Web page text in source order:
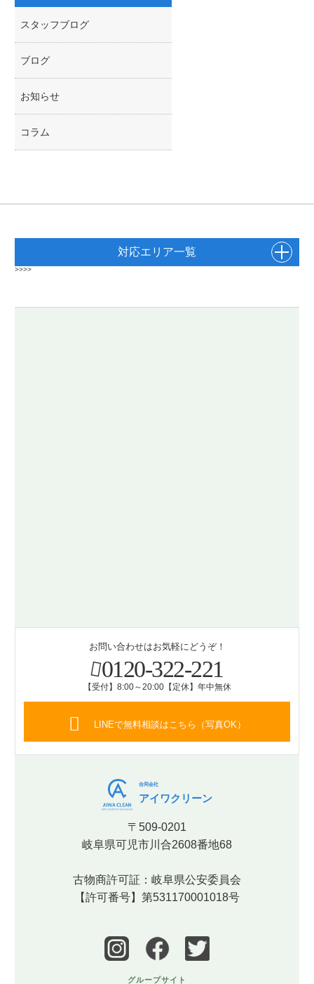
スタッフブログ
ブログ
お知らせ
コラム
対応エリア一覧
>>>>
お問い合わせはお気軽にどうぞ！
0120-322-221
【受付】8:00～20:00【定休】年中無休
LINEで無料相談はこちら（写真OK）
合同会社
アイワクリーン
〒509-0201
岐阜県可児市川合2608番地68
古物商許可証：岐阜県公安委員会
【許可番号】第531170001018号
グループサイト